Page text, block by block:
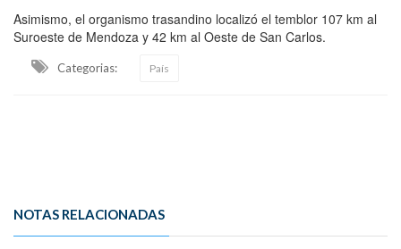
Asimismo, el organismo trasandino localizó el temblor 107 km al
Suroeste de Mendoza y 42 km al Oeste de San Carlos.
Categorias: País
NOTAS RELACIONADAS